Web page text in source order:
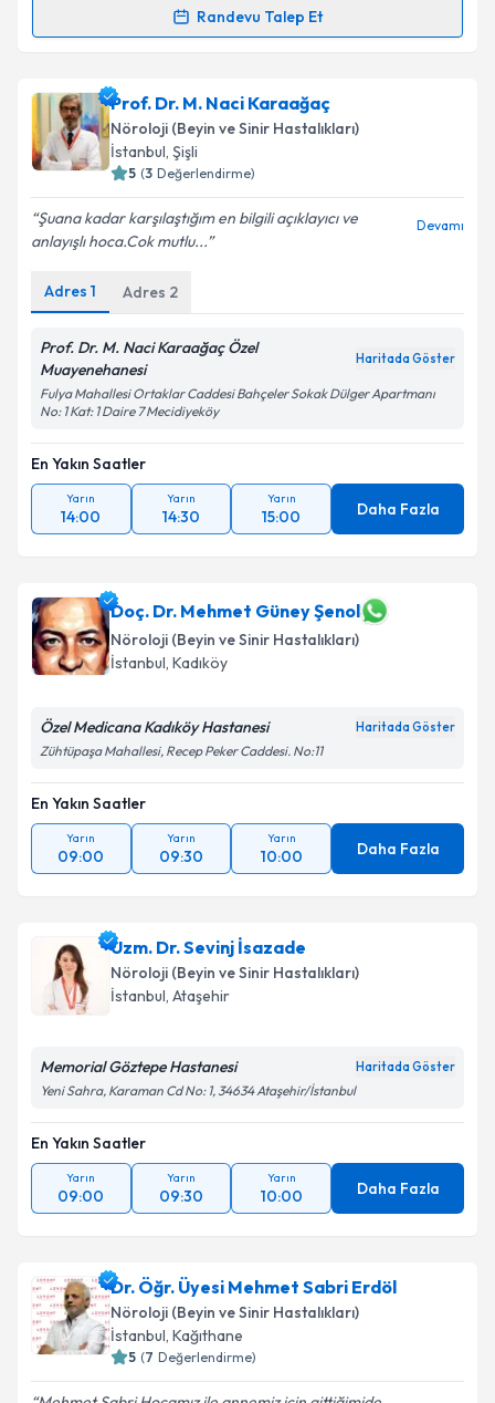
Takvim Talebini Gönder
Randevu Talep Et
için bir takvim hazırlandığında e-posta ile
bilgilendireceğiz.
E-posta Adresiniz
Metni 'ni okudum ve kişisel verilerimin belirtilen
Takvim Talebini Gönder
Prof. Dr. M. Naci Karaağaç
Nöroloji (Beyin ve Sinir Hastalıkları)
İstanbul, Şişli
5 (3 Değerlendirme)
Şuana kadar karşılaştığım en bilgili açıklayıcı ve
anlayışlı hoca.Cok mutlu...
Devamı
Adres 1 Adres 2
Prof. Dr. M. Naci Karaağaç Özel
Muayenehanesi
Haritada Göster
Fulya Mahallesi Ortaklar Caddesi Bahçeler Sokak Dülger Apartmanı
No: 1 Kat: 1 Daire 7 Mecidiyeköy
En Yakın Saatler
Yarın
14:00
Yarın
14:30
Yarın
15:00 Daha Fazla
Doç. Dr. Mehmet Güney Şenol
Nöroloji (Beyin ve Sinir Hastalıkları)
İstanbul, Kadıköy
Özel Medicana Kadıköy Hastanesi Haritada Göster
Zühtüpaşa Mahallesi, Recep Peker Caddesi. No:11
En Yakın Saatler
Yarın
09:00
Yarın
09:30
Yarın
10:00 Daha Fazla
Uzm. Dr. Sevinj İsazade
Nöroloji (Beyin ve Sinir Hastalıkları)
İstanbul, Ataşehir
Memorial Göztepe Hastanesi Haritada Göster
Yeni Sahra, Karaman Cd No: 1, 34634 Ataşehir/İstanbul
En Yakın Saatler
Yarın
09:00
Yarın
09:30
Yarın
10:00 Daha Fazla
Dr. Öğr. Üyesi Mehmet Sabri Erdöl
Nöroloji (Beyin ve Sinir Hastalıkları)
İstanbul, Kağıthane
5 (7 Değerlendirme)